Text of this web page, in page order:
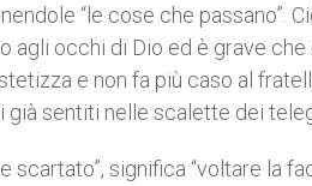
“le cose che passano”.
agli occhi di Dio ed è grave
e non fa più caso al
sentiti nelle scalette dei
scartato”, significa “voltare la